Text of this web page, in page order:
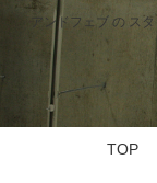
アンドフェブ の ス
TOP